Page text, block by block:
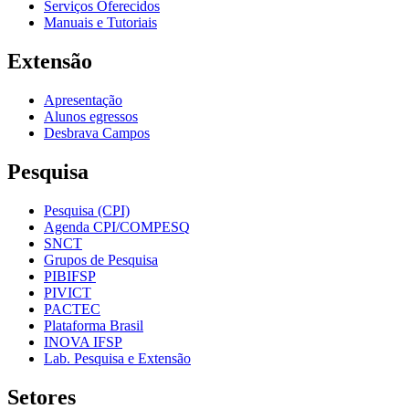
Serviços Oferecidos
Manuais e Tutoriais
Extensão
Apresentação
Alunos egressos
Desbrava Campos
Pesquisa
Pesquisa (CPI)
Agenda CPI/COMPESQ
SNCT
Grupos de Pesquisa
PIBIFSP
PIVICT
PACTEC
Plataforma Brasil
INOVA IFSP
Lab. Pesquisa e Extensão
Setores